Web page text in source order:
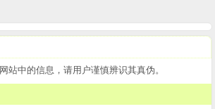
网站中的信息，请用户谨慎辨识其真伪。